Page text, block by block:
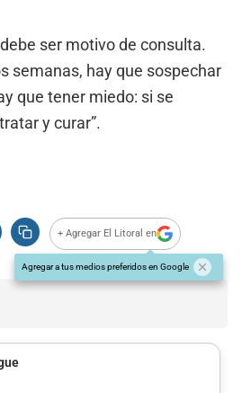
ser motivo de consulta.
semanas, hay que sospechar
que tener miedo: si se
y curar”.
+ Agregar El Litoral en
Agregar a tus medios preferidos en Google